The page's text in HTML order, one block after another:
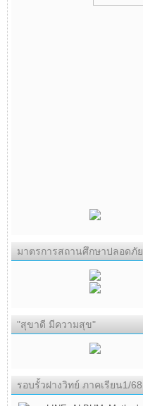
มาตรการสถานศึกษาปลอดภัย
"สุขาดี มีความสุข"
รอบรั้วฝางวิทย์ ภาคเรียน1/68